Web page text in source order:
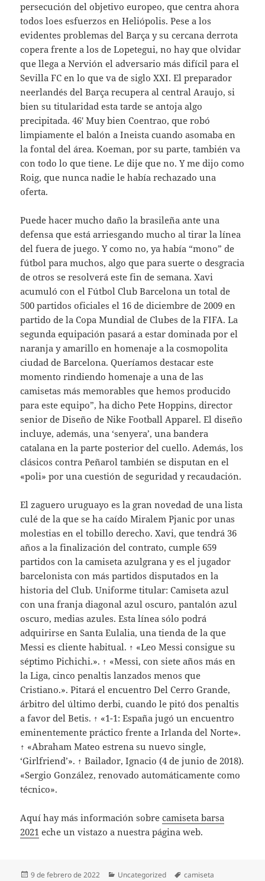
persecución del objetivo europeo, que centra ahora
todos loes esfuerzos en Heliópolis. Pese a los
evidentes problemas del Barça y su cercana derrota
copera frente a los de Lopetegui, no hay que olvidar
que llega a Nervión el adversario más difícil para el
Sevilla FC en lo que va de siglo XXI. El preparador
neerlandés del Barça recupera al central Araujo, si
bien su titularidad esta tarde se antoja algo
precipitada. 46′ Muy bien Coentrao, que robó
limpiamente el balón a Ineista cuando asomaba en
la fontal del área. Koeman, por su parte, también va
con todo lo que tiene. Le dije que no. Y me dijo como
Roig, que nunca nadie le había rechazado una
oferta.
Puede hacer mucho daño la brasileña ante una
defensa que está arriesgando mucho al tirar la línea
del fuera de juego. Y como no, ya había “mono” de
fútbol para muchos, algo que para suerte o desgracia
de otros se resolverá este fin de semana. Xavi
acumuló con el Fútbol Club Barcelona un total de
500 partidos oficiales el 16 de diciembre de 2009 en
partido de la Copa Mundial de Clubes de la FIFA. La
segunda equipación pasará a estar dominada por el
naranja y amarillo en homenaje a la cosmopolita
ciudad de Barcelona. Queríamos destacar este
momento rindiendo homenaje a una de las
camisetas más memorables que hemos producido
para este equipo”, ha dicho Pete Hoppins, director
senior de Diseño de Nike Football Apparel. El diseño
incluye, además, una ‘senyera’, una bandera
catalana en la parte posterior del cuello. Además, los
clásicos contra Peñarol también se disputan en el
«poli» por una cuestión de seguridad y recaudación.
El zaguero uruguayo es la gran novedad de una lista
culé de la que se ha caído Miralem Pjanic por unas
molestias en el tobillo derecho. Xavi, que tendrá 36
años a la finalización del contrato, cumple 659
partidos con la camiseta azulgrana y es el jugador
barcelonista con más partidos disputados en la
historia del Club. Uniforme titular: Camiseta azul
con una franja diagonal azul oscuro, pantalón azul
oscuro, medias azules. Esta línea sólo podrá
adquirirse en Santa Eulalia, una tienda de la que
Messi es cliente habitual. ↑ «Leo Messi consigue su
séptimo Pichichi.». ↑ «Messi, con siete años más en
la Liga, cinco penaltis lanzados menos que
Cristiano.». Pitará el encuentro Del Cerro Grande,
árbitro del último derbi, cuando le pitó dos penaltis
a favor del Betis. ↑ «1-1: España jugó un encuentro
eminentemente práctico frente a Irlanda del Norte».
↑ «Abraham Mateo estrena su nuevo single,
‘Girlfriend’». ↑ Bailador, Ignacio (4 de junio de 2018).
«Sergio González, renovado automáticamente como
técnico».
Aquí hay más información sobrecamiseta barsa
2021 eche un vistazo a nuestra página web.
Publicado
9 de febrero de 2022 Categorías
Uncategorized Etiquetas
camiseta